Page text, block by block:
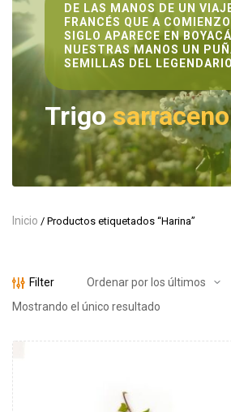
DE LAS MANOS DE UN
FRANCÉS QUE A
SIGLO APARECE EN
NUESTRAS MANOS UN
SEMILLAS DEL LEGENDARIO
Trigosarraceno
Inicio / Productos etiquetados “Harina”
Filter
Mostrando el único resultado